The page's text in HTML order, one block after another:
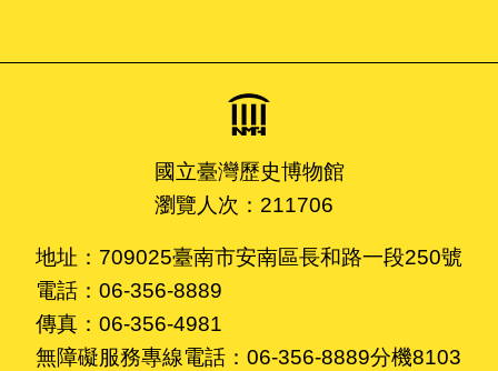
國立臺灣歷史博物館
瀏覽人次：211706
地址：709025臺南市安南區長和路一段250號
電話：06-356-8889
傳真：06-356-4981
無障礙服務專線電話：06-356-8889分機8103